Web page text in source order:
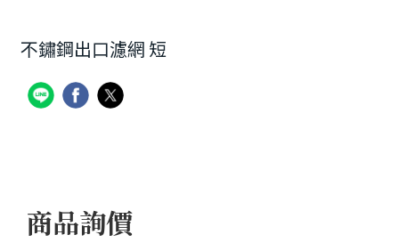
不鏽鋼出口濾網 短
商品詢價